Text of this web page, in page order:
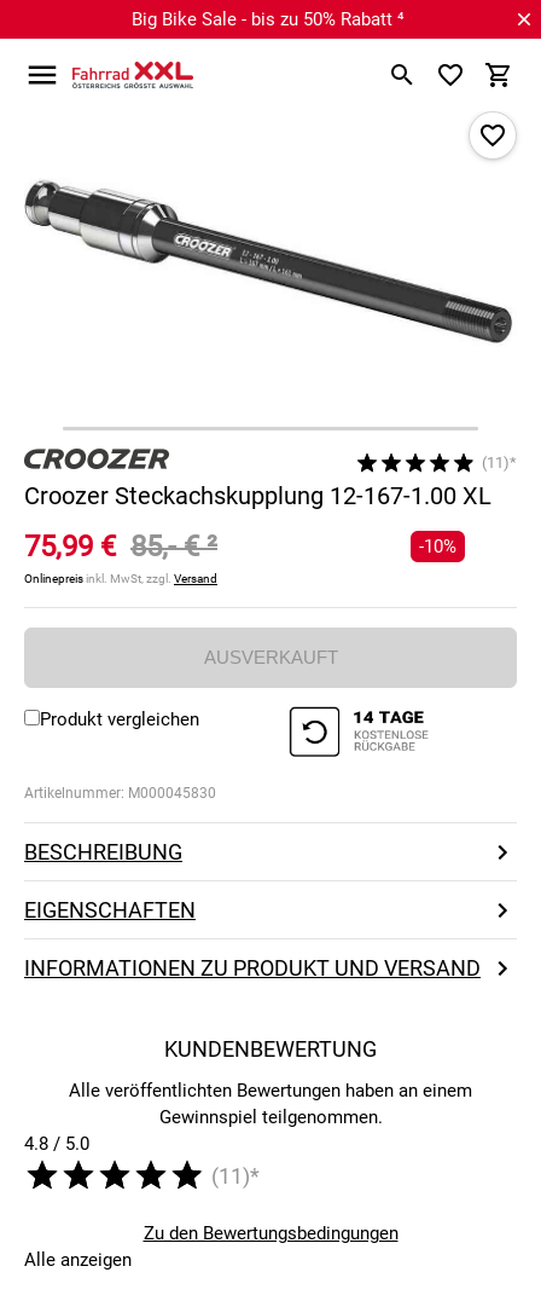
Big Bike Sale - bis zu 50% Rabatt ⁴
(11)*
Croozer Steckachskupplung 12-167-1.00 XL
75,99 € 85,- €²
Onlinepreisinkl. MwSt, zzgl. Versand
-10%
AUSVERKAUFT
Produkt vergleichen
Artikelnummer: M000045830
BESCHREIBUNG
EIGENSCHAFTEN
INFORMATIONEN ZU PRODUKT UND VERSAND
KUNDENBEWERTUNG
Alle veröffentlichten Bewertungen haben an einem
Gewinnspiel teilgenommen.
4.8 / 5.0
(11)*
Zu den Bewertungsbedingungen
Alle anzeigen